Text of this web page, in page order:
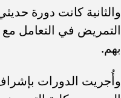
التمريض في التعامل مع
بهم.
وأُجريت الدورات